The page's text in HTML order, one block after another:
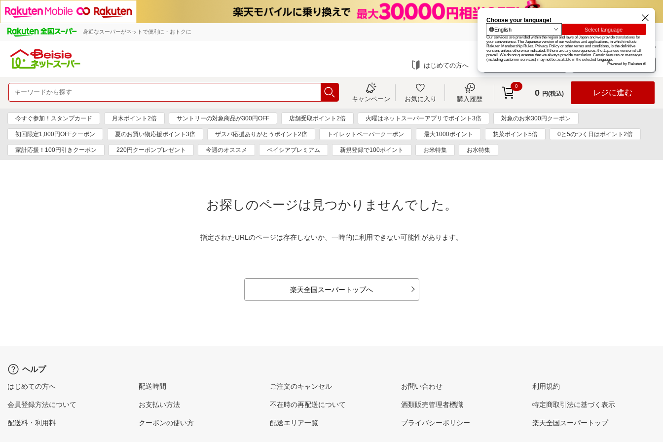
身近なスーパーがネットで便利に・おトクに 楽天グループ カード
お知らせ ヘルプ
はじめての方へ ログイン
キャンペーン お気に入り 購入履歴
0
0 円(税込) レジに進む
今すぐ参加！スタンプカード 月木ポイント2倍 サントリーの対象商品が300円OFF 店舗受取ポイント2倍 火曜はネットスーパーアプリでポイント3倍 対象のお米300円クーポン
初回限定1,000円OFFクーポン 夏のお買い物応援ポイント3倍 ザスパ応援ありがとうポイント2倍 トイレットペーパークーポン 最大1000ポイント 惣菜ポイント5倍 0と5のつく日はポイント2倍
家計応援！100円引きクーポン 220円クーポンプレゼント 今週のオススメ ベイシアプレミアム 新規登録で100ポイント お米特集 お水特集
お探しのページは見つかりませんでした。
指定されたURLのページは存在しないか、一時的に利用できない可能性があります。
楽天全国スーパートップへ
ヘルプ
はじめての方へ
会員登録方法について
配送料・利用料
配送時間
お支払い方法
クーポンの使い方
ご注文のキャンセル
不在時の再配送について
配送エリア一覧
お問い合わせ
酒類販売管理者標識
プライバシーポリシー
利用規約
特定商取引法に基づく表示
楽天全国スーパートップ